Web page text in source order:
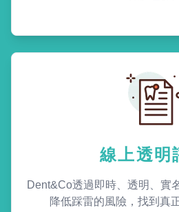
線上透明
Dent&Co透過即時、透明、實
降低踩雷的風險，找到真